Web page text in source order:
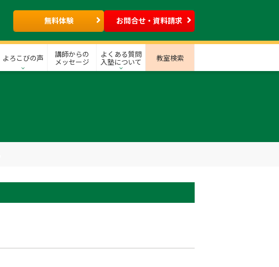
無料体験 お問合せ・資料請求
よろこびの声
講師からの
メッセージ
よくある質問
入塾について
教室検索